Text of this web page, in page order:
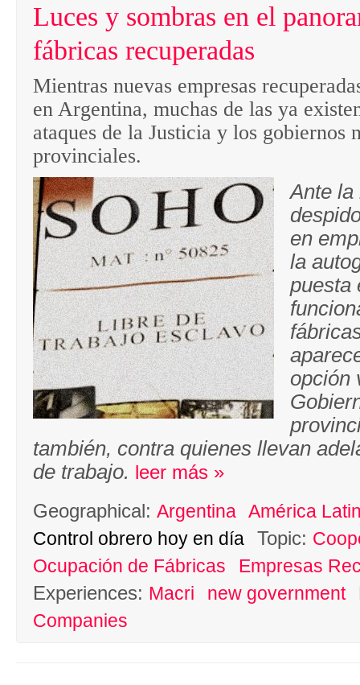
Luces y sombras en el
fábricas recuperadas
Mientras nuevas empresas
en Argentina, muchas de las ya
ataques de la Justicia y los gobiernos
provinciales.
Ante la
en
la
puesta
opción
también, contra quienes llevan
de trabajo. leer más »
Geographical: Argentina América
Control obrero hoy en día
Topic:
Ocupación de Fábricas
Empresas
Experiences: Macri new government
Companies